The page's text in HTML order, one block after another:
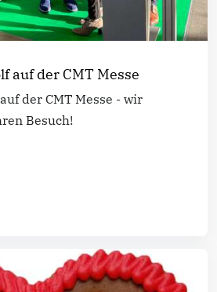
auf der CMT Messe
der CMT Messe - wir
Besuch!